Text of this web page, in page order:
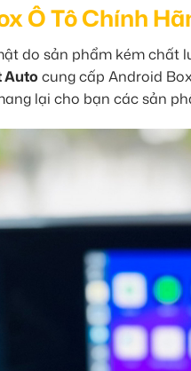
Ô Tô Chính
do sản phẩm kém chất
Auto cung cấp Android
lại cho bạn các sản